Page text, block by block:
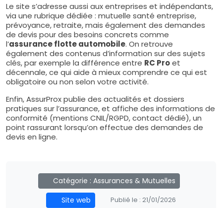
Le site s’adresse aussi aux entreprises et indépendants,
via une rubrique dédiée : mutuelle santé entreprise,
prévoyance, retraite, mais également des demandes
de devis pour des besoins concrets comme
l’assurance flotte automobile. On retrouve
également des contenus d’information sur des sujets
clés, par exemple la différence entre RC Proet
décennale, ce qui aide à mieux comprendre ce qui est
obligatoire ou non selon votre activité.
Enfin, AssurProx publie des actualités et dossiers
pratiques sur l’assurance, et affiche des informations de
conformité (mentions CNIL/RGPD, contact dédié), un
point rassurant lorsqu’on effectue des demandes de
devis en ligne.
Catégorie :Assurances & Mutuelles
Site web
Publié le : 21/01/2026